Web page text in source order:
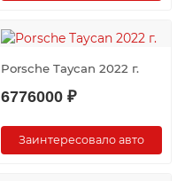
Porsche Taycan 2022 г.
6776000 ₽
Заинтересовало авто